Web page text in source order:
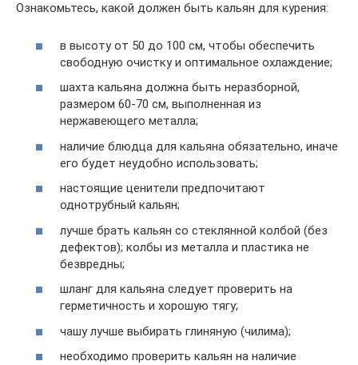
Ознакомьтесь, какой должен быть кальян для курения:
в высоту от 50 до 100 см, чтобы обеспечить
свободную очистку и оптимальное охлаждение;
шахта кальяна должна быть неразборной,
размером 60-70 см, выполненная из
нержавеющего металла;
наличие блюдца для кальяна обязательно, иначе
его будет неудобно использовать;
настоящие ценители предпочитают
однотрубный кальян;
лучше брать кальян со стеклянной колбой (без
дефектов); колбы из металла и пластика не
безвредны;
шланг для кальяна следует проверить на
герметичность и хорошую тягу;
чашу лучше выбирать глиняную (чилима);
необходимо проверить кальян на наличие